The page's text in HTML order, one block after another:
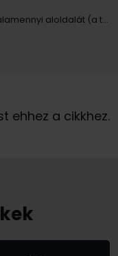
A whitepress.com weboldalt és annak valamennyi aloldalát (a továbbiakban: Weboldal) használó személyek személyes adatainak kezelője az Európai Parlament és a Tanács 2016. április 27-i (EU) 2016/679 rendelete értelmében a személyes adatok feldolgozásával és az ilyen adatok szabad áramlásával, valamint a 95/46/EK irányelv (a továbbiakban: GDPR) hatályon kívül helyezése tekintetében közösen „WhitePress Kft, amelynek székhelye 2161 Csomád, Verebeshegy utca 11 és bekerült a Bielsko-Biała Kerületi Bíróság által vezetett Nemzeti Bírósági Nyilvántartás vállalkozói nyilvántartásába, az Országos Bírósági Nyilvántartás 8. Kereskedelmi Osztálya KRS-számon: 0000651339, NIP: 9372667797, REGON: 243400145 és egyéb cégek a
termékeik vagy szolgáltatásaik értékesítésében. Személyes adatai kezelésének jogalapja az Ön hozzájárulása (GDPR 6. cikk (1) bekezdés a) pont).
ehhez a cikkhez.